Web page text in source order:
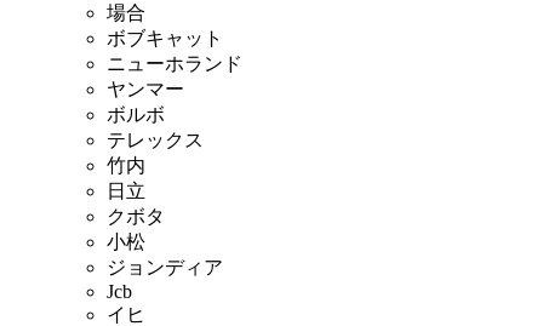
場合
ボブキャット
ニューホランド
ヤンマー
ボルボ
テレックス
竹内
日立
クボタ
小松
ジョンディア
Jcb
イヒ